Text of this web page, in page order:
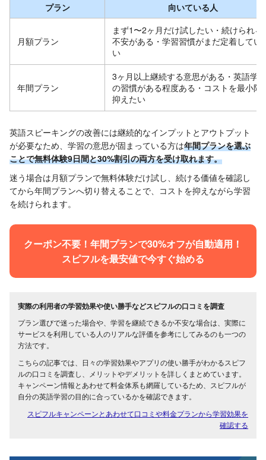
プラン 向いている人
月額プラン
まず1〜2ヶ月だけ試したい・続けられる
不安がある・学習習慣がまだ定着してい
い
年間プラン
3ヶ月以上継続する意思がある・英語学習
の習慣がある程度ある・コストを最小限
抑えたい
英語スピーキングの改善には継続的なインプットとアウトプット
が必要なため、学習の意思が固まっている方は年間プランを選ぶ
ことで無料体験9日間と30%割引の両方を受け取れます。
迷う場合は月額プランで無料体験だけ試し、続ける価値を確認し
てから年間プランへ切り替えることで、コストを抑えながら学習
を続けられます。
クーポン不要！年間プランで30%オフが自動適用！
スピフルを最安値で今すぐ始める
実際の利用者の学習効果や使い勝手などスピフルの口コミを調査
プラン選びで迷った場合や、学習を継続できるか不安な場合は、実際に
サービスを利用している人のリアルな評価を参考にしてみるのも一つの
方法です。
こちらの記事では、日々の学習効果やアプリの使い勝手がわかるスピフ
ルの口コミを調査し、メリットやデメリットを詳しくまとめています。
キャンペーン情報とあわせて料金体系も網羅しているため、スピフルが
自分の英語学習の目的に合っているかを確認できます。
スピフルキャンペーンとあわせて口コミや料金プランから学習効果を
確認する